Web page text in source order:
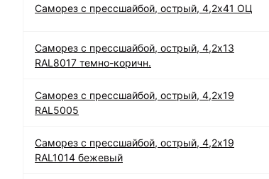
Саморез с прессшайбой, острый, 4,2х41 ОЦ
Саморез с прессшайбой, острый, 4,2х13
RAL8017 темно-коричн.
Саморез с прессшайбой, острый, 4,2х19
RAL5005
Саморез с прессшайбой, острый, 4,2х19
RAL1014 бежевый